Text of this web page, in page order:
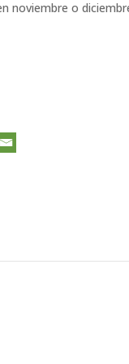
noviembre o